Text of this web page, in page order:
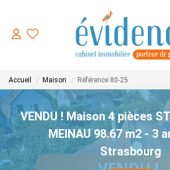
ACHETER
LOUER
ESTIMER
FAIRE GERER
Accueil Maison Référence 80-25
VENDU ! Maison 4 pièces
MEINAU 98.67 m2 - 3
Strasbourg